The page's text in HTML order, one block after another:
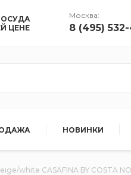
ЦЕНЕ
Москва:
8 (495)
НОВИНКИ
white CASAFINA BY COSTA